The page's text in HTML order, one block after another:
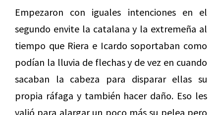
Empezaron con iguales intenciones en el
segundo envite la catalana y la extremeña al
tiempo que Riera e Icardo soportaban como
podían la lluvia de flechas y de vez en cuando
sacaban la cabeza para disparar ellas su
propia ráfaga y también hacer daño. Eso les
valió para alargar un poco más su pelea pero